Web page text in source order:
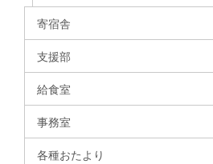
寄宿舎
支援部
給食室
事務室
各種おたより